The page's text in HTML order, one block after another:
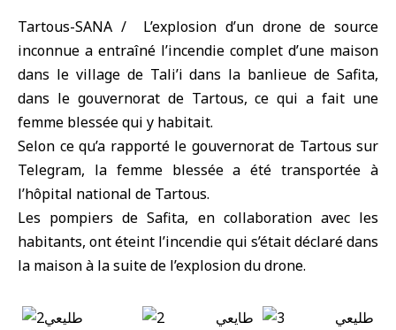
Tartous-SANA / L’explosion d’un drone de source
inconnue a entraîné l’incendie complet d’une maison
dans le village de Tali’i dans la banlieue de Safita,
dans le gouvernorat de Tartous, ce qui a fait une
femme blessée qui y habitait.
Selon ce qu’a rapporté le gouvernorat de Tartous sur
Telegram, la femme blessée a été transportée à
l’hôpital national de Tartous.
Les pompiers de Safita, en collaboration avec les
habitants, ont éteint l’incendie qui s’était déclaré dans
la maison à la suite de l’explosion du drone.